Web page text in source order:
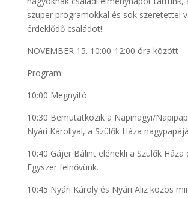
szuper programokkal és sok szeretettel
érdeklődő családot!
NOVEMBER 15. 10:00-12:00 óra között
Program:
10:00 Megnyitó
10:30 Bemutatkozik a Napinagyi/
Nyári Károllyal, a Szülők Háza
10:40 Gájer Bálint elénekli a Szülők Háza
Egyszer felnővünk.
10:45 Nyári Károly és Nyári Aliz közös